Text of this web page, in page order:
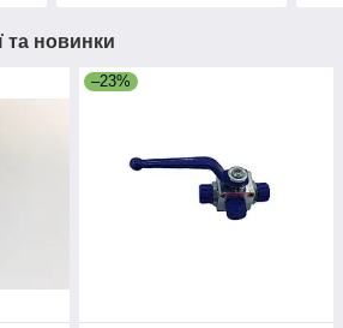
та новинки
–23%